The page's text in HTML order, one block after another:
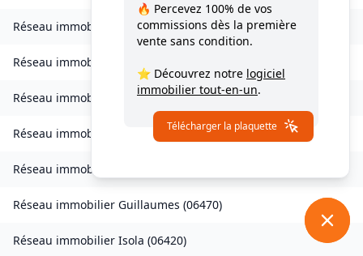
Réseau immobilier Escragnolles(06460)
Réseau immobilier
Réseau immobilier La Gaude(06610)
Réseau immobilier Gilette 06830)
Réseau immobilier
Réseau immobilier Guillaumes (06470)
Réseau immobilier Isola (06420)
🔥 Percevez 100% de vos
commissions dès la première
vente sans condition.
⭐ Découvrez notre logiciel
immobilier tout-en-un.
Télécharger la plaquette